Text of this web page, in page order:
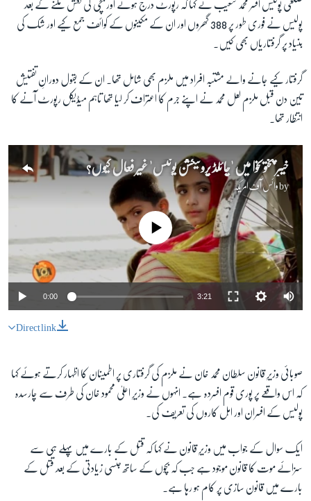
زبان
ضلعی پولیس افسر محمد شعیب نے کہا کہ رپورٹ درج ہونے اور بچی کی نعش ملنے کے بعد
پولیس نے فوری طور پر 388 گھروں اور ان کے مکینوں کے کوائف جمع کیے اور شک کی
بنیاد پر گرفتاریاں بھی کیں۔
گرفتار کیے جانے والے مشتبہ افراد میں ملزم بھی شامل تھا۔ ان کے بقول دورانِ تفتیش
تین دن قبل ملزم لعل محمد نے اپنے جرم کا اعتراف کر لیا تھا تاہم میڈیکل رپورٹ آنے کا
انتظار تھا۔
خیبر پختونخوا میں 'چائلڈ پروٹیکشن یونٹس' غیر فعال کیوں؟
byوائس آف امریکہ
No media source currently available
0:00 3:21
Direct link
صوبائی وزیرِ قانون سلطان محمد خان نے ملزم کی گرفتاری پر اطمینان کا اظہار کرتے ہوئے کہا
کہ اس واقعے پر پوری قوم افسردہ ہے۔ انہوں نے وزیرِ اعلیٰ محمود خان کی طرف سے چارسدہ
پولیس کے افسران اور اہل کاروں کی تعریف کی۔
ایک سوال کے جواب میں وزیرِ قانون نے کہا کہ قتل کے بارے میں پہلے ہی سے
سزائے موت کا قانون موجود ہے جب کہ بچوں کے ساتھ جنسی زیادتی کے بعد قتل کے
بارے میں قانون سازی پر کام ہو رہا ہے۔